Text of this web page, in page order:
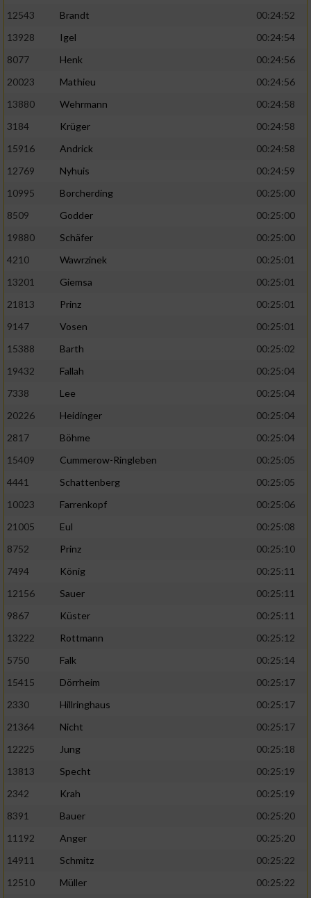
12543
Brandt
00:24:52
13928
Igel
00:24:54
8077
Henk
00:24:56
20023
Mathieu
00:24:56
13880
Wehrmann
00:24:58
3184
Krüger
00:24:58
15916
Andrick
00:24:58
12769
Nyhuis
00:24:59
10995
Borcherding
00:25:00
8509
Godder
00:25:00
19880
Schäfer
00:25:00
4210
Wawrzinek
00:25:01
13201
Giemsa
00:25:01
21813
Prinz
00:25:01
9147
Vosen
00:25:01
15388
Barth
00:25:02
19432
Fallah
00:25:04
7338
Lee
00:25:04
20226
Heidinger
00:25:04
2817
Böhme
00:25:04
15409
Cummerow-Ringleben
00:25:05
4441
Schattenberg
00:25:05
10023
Farrenkopf
00:25:06
21005
Eul
00:25:08
8752
Prinz
00:25:10
7494
König
00:25:11
12156
Sauer
00:25:11
9867
Küster
00:25:11
13222
Rottmann
00:25:12
5750
Falk
00:25:14
15415
Dörrheim
00:25:17
2330
Hillringhaus
00:25:17
21364
Nicht
00:25:17
12225
Jung
00:25:18
13813
Specht
00:25:19
2342
Krah
00:25:19
8391
Bauer
00:25:20
11192
Anger
00:25:20
14911
Schmitz
00:25:22
12510
Müller
00:25:22